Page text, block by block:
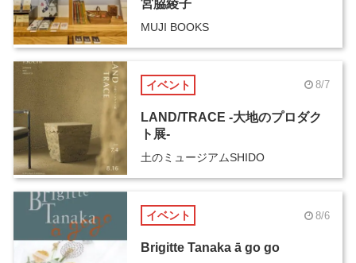
宮脇綾子
MUJI BOOKS
イベント 8/7
LAND/TRACE -大地のプロダク
ト展-
土のミュージアムSHIDO
イベント 8/6
Brigitte Tanaka ā go go